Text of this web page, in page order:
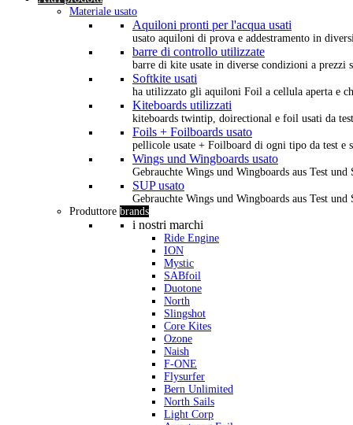
Materiale usato
Aquiloni pronti per l'acqua usati
usato aquiloni di prova e addestramento in
barre di controllo utilizzate
barre di kite usate in diverse condizioni a prezzi
Softkite usati
ha utilizzato gli aquiloni Foil a cellula aperta e
Kiteboards utilizzati
kiteboards twintip, doirectional e foil usati da
Foils + Foilboards usato
pellicole usate + Foilboard di ogni tipo da test e
Wings und Wingboards usato
Gebrauchte Wings und Wingboards aus Test und
SUP usato
Gebrauchte Wings und Wingboards aus Test und
Produttore brands
i nostri marchi
Ride Engine
ION
Mystic
SABfoil
Duotone
North
Slingshot
Core Kites
Ozone
Naish
F-ONE
Flysurfer
Bern Unlimited
North Sails
Light Corp